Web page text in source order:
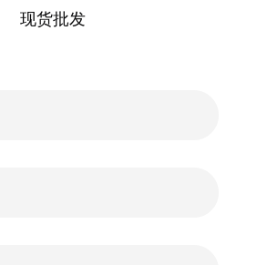
现货批发